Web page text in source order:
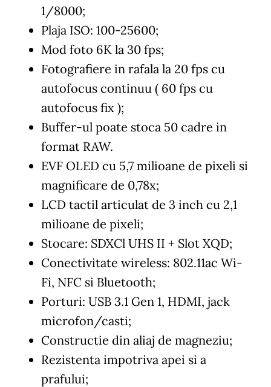
1/8000;
Plaja ISO: 100-25600;
Mod foto 6K la 30 fps;
Fotografiere in rafala la 20 fps cu
autofocus continuu ( 60 fps cu
autofocus fix );
Buffer-ul poate stoca 50 cadre in
format RAW.
EVF OLED cu 5,7 milioane de pixeli si
magnificare de 0,78x;
LCD tactil articulat de 3 inch cu 2,1
milioane de pixeli;
Stocare: SDXCl UHS II + Slot XQD;
Conectivitate wireless: 802.11ac Wi-
Fi, NFC si Bluetooth;
Porturi: USB 3.1 Gen 1, HDMI, jack
microfon/casti;
Constructie din aliaj de magneziu;
Rezistenta impotriva apei si a
prafului;